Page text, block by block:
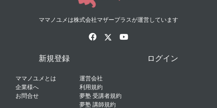
ママノユメは株式会社マザープラスが運営しています
新規登録 ログイン
ママノユメとは
企業様へ
お問合せ
運営会社
利用規約
夢塾 受講者規約
夢塾 講師規約